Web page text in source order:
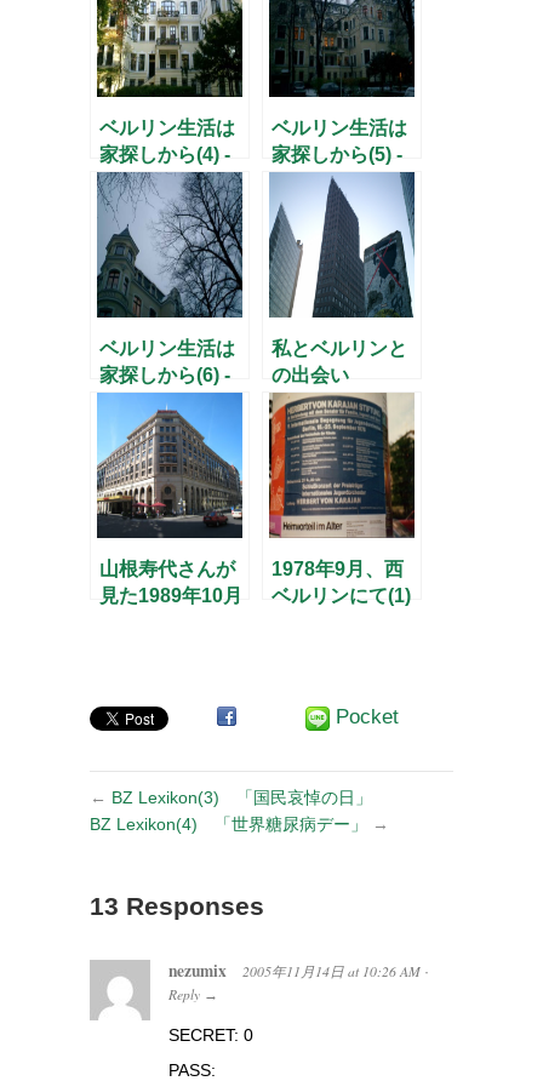
ベルリン生活は
家探しから(4) -
歴史との接点-
ベルリン生活は
家探しから(5) -
ベンヤミンとベ
ルリン-
ベルリン生活は
家探しから(6) -
「生き残った」
アパート-
私とベルリンと
の出会い
1988-2006
山根寿代さんが
見た1989年10月
1978年9月、西
ベルリンにて(1)
Pocket
← BZ Lexikon(3) 「国民哀悼の日」
BZ Lexikon(4) 「世界糖尿病デー」
→
13 Responses
nezumix 2005年11月14日 at 10:26 AM ·
Reply →
SECRET: 0
PASS: